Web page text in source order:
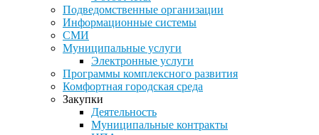
Подведомственные организации
Информационные системы
СМИ
Муниципальные услуги
Электронные услуги
Программы комплексного развития
Комфортная городская среда
Закупки
Деятельность
Муниципальные контракты